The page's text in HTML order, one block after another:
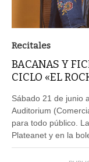
Recitales
BACANAS Y
CICLO «EL
Sábado 21 de junio
Auditorium
para todo público.
Plateanet y en la